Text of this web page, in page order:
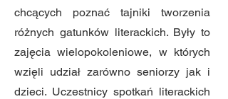
chcących poznać tajniki tworzenia
różnych gatunków literackich. Były to
zajęcia wielopokoleniowe, w których
wzięli udział zarówno seniorzy jak i
dzieci. Uczestnicy spotkań literackich